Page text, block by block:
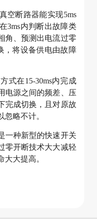
空断路器能实现5ms
3ms内判断出故障类
角、预测出电流过零
，将设备供电由故障
式在15-30ms内完成
电源之间的频差、压
完成切换，且对原故
略不计。
一种新型的快速开关
零开断技术大大减轻
大提高。